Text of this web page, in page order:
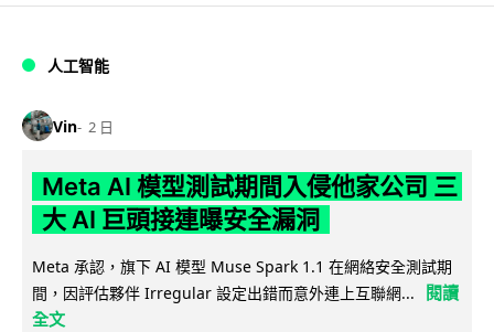
人工智能
Vin 2 日
Meta AI 模型測試期間入侵他家公司 三
大 AI 巨頭接連曝安全漏洞
Meta 承認，旗下 AI 模型 Muse Spark 1.1 在網絡安全測試期
間，因評估夥伴 Irregular 設定出錯而意外連上互聯網...
閱讀
全文